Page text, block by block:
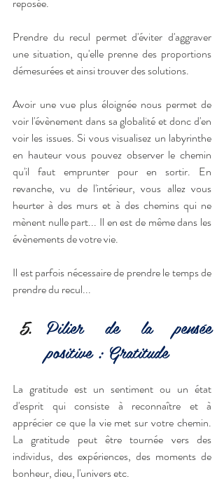
Prendre du recul permet d'éviter d'aggraver
une situation, qu'elle prenne des proportions
démesurées et ainsi trouver des solutions.
Avoir une vue plus éloignée nous permet de
voir l'évènement dans sa globalité et donc d'en
voir les issues. Si vous visualisez un labyrinthe
en hauteur vous pouvez observer le chemin
qu'il faut emprunter pour en sortir. En
revanche, vu de l'intérieur, vous allez vous
heurter à des murs et à des chemins qui ne
mènent nulle part... Il en est de même dans les
évènements de votre vie.
Il est parfois nécessaire de prendre le temps de
prendre du recul...
Pilier de la pensée
positive : Gratitude
La gratitude est un sentiment ou un état
d'esprit qui consiste à reconnaître et à
apprécier ce que la vie met sur votre chemin.
La gratitude peut être tournée vers des
individus, des expériences, des moments de
bonheur, dieu, l'univers etc.